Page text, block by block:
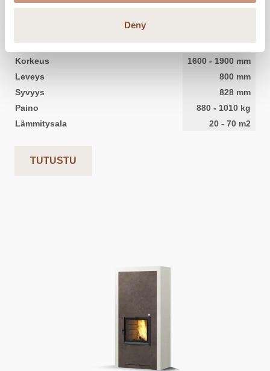
Deny
Korkeus 1600 - 1900 mm
Leveys
800 mm
Syvyys
828 mm
Paino
880 - 1010 kg
Lämmitysala
20 - 70 m2
TUTUSTU